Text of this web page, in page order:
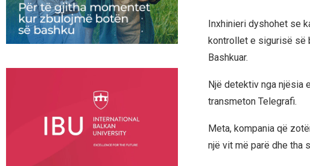
Inxhinieri dyshohet se
kontrollet e sigurisë së
Bashkuar.
Një detektiv nga njësia
transmeton Telegrafi.
Meta, kompania që
një vit më parë dhe tha